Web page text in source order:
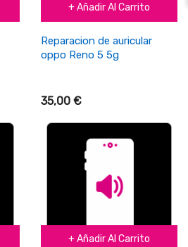
+ Añadir Al Carrito
Reparacion de auricular
oppo Reno 5 5g
35,00 €
+ Añadir Al Carrito